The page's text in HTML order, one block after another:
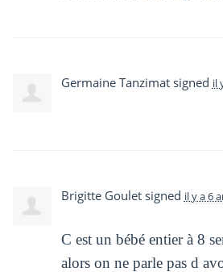
Germaine Tanzimatsigned il
Brigitte Gouletsigned il y a 6
C est un bébé entier à 8
alors on ne parle pas d